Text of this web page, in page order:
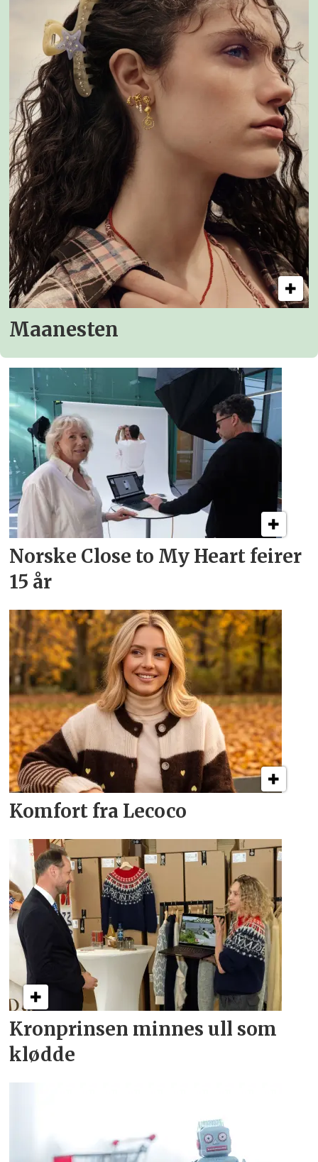
Maanesten
Norske Close to My Heart feirer
15 år
Komfort fra Lecoco
Kronprinsen minnes ull som
klødde